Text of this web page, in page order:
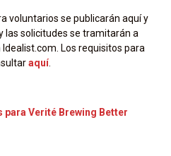
voluntarios se publicarán aquí y
las solicitudes se tramitarán a
Los requisitos para
aquí.
para Verité Brewing Better